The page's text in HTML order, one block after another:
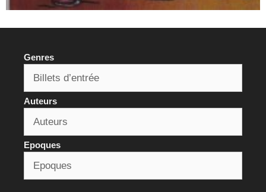
Genres
Auteurs
Epoques